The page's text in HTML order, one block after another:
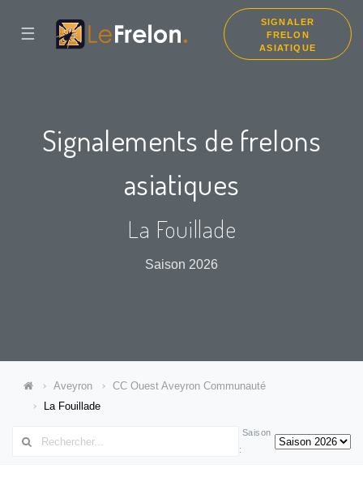
☰
SIGNALER
FRELON
ASIATIQUE
Signalements de frelons
asiatiques
La Fouillade
Saison 2026
Aveyron
CC Ouest Aveyron Communauté
La Fouillade
Saison
: